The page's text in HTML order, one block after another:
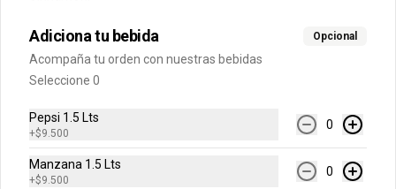
$12.900
Deliciosa galleta brownie recién
horneada con chips de chocolate.
Adiciona tu bebida Opcional
Acompaña tu orden con nuestras bebidas
Seleccione 0
Pepsi 1.5 Lts
+$9.500
0
Manzana 1.5 Lts
+$9.500
0